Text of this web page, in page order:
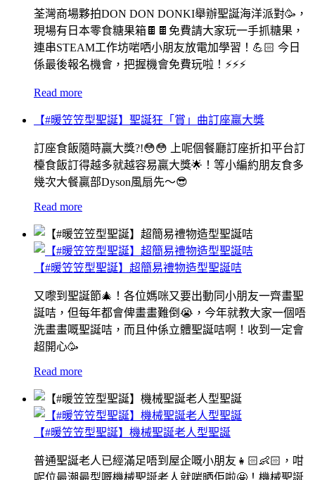
荃灣商場夥拍DON DON DONKI舉辦聖誕海洋派對🥳，
現場有日本零食糖果箱🍫🍫免費請大家玩一手抓糖果，
連串STEAM工作坊啱哂小朋友放電加學習！💪🏻 今日
係最後報名機會，把握機會免費玩啦！⚡️⚡️⚡️
Read more
【#暖笠笠型聖誕】聖誕狂「賞」曲訂座贏大獎
訂座食飯隨時贏大獎?!😳😳 上呢個餐廳訂座折扣平台訂
檯食飯訂得越多就越容易贏大獎🌟！等小編約朋友食多
幾次大餐贏部Dyson風扇先～😎
Read more
【#暖笠笠型聖誕】超簡易禮物造型聖誕咭
又嚟到聖誕節🎄！各位媽咪又要出動同小朋友一齊畫聖
誕咭，但每年都會俾畫畫難倒😭，今年就教大家一個唔
洗畫畫嘅聖誕咭，而且仲係立體聖誕咭啊！收到一定會
超開心🥳
Read more
【#暖笠笠型聖誕】機械聖誕老人型聖誕
普通聖誕老人已經滿足唔到屋企嘅小朋友👧🏻👶🏻，咁
呢位最潮最型嘅機械聖誕老人就啱晒佢啦🤩！機械聖誕